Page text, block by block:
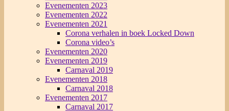
Evenementen 2023
Evenementen 2022
Evenementen 2021
Corona verhalen in boek Locked Down
Corona video’s
Evenementen 2020
Evenementen 2019
Carnaval 2019
Evenementen 2018
Carnaval 2018
Evenementen 2017
Carnaval 2017